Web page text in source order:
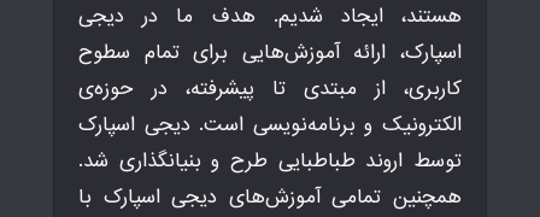
هستند، ایجاد شدیم. هدف ما در دیجی
اسپارک، ارائه آموزش‌هایی برای تمام سطوح
کاربری، از مبتدی تا پیشرفته، در حوزه‌ی
الکترونیک و برنامه‌نویسی است. دیجی اسپارک
توسط اروند طباطبایی طرح و بنیانگذاری شد.
همچنین تمامی آموزش‌های دیجی اسپارک با